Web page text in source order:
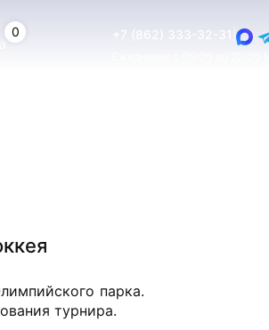
0 +7 (862) 333-32-31
парка.
турнира.